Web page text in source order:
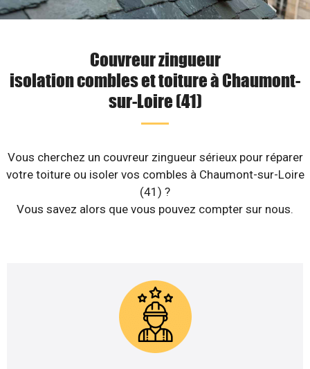
Couvreur zingueur
isolation combles et toiture à Chaumont-
sur-Loire (41)
Vous cherchez un couvreur zingueur sérieux pour réparer
votre toiture ou isoler vos combles à Chaumont-sur-Loire
(41) ?
Vous savez alors que vous pouvez compter sur nous.